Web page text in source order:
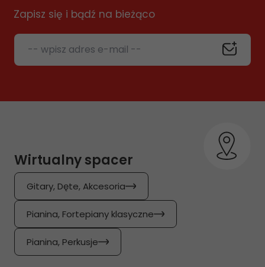
Zapisz się i bądź na bieżąco
-- wpisz adres e-mail --
Wirtualny spacer
Gitary, Dęte, Akcesoria
Pianina, Fortepiany klasyczne
Pianina, Perkusje